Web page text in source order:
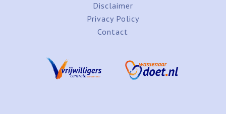
Disclaimer
Privacy Policy
Contact